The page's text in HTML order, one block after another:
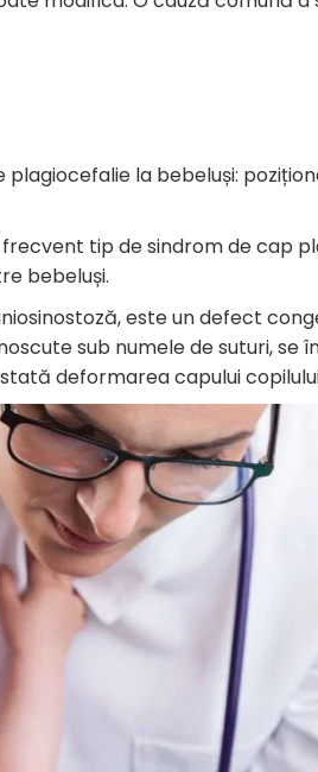
la bebeluși:
tip de sindrom de cap
bebeluși.
este un defect
sub numele de suturi, se
deformarea capului